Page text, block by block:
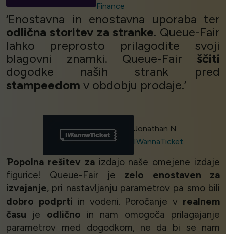
Finance
‘Enostavna in enostavna uporaba ter
odlična storitev za stranke. Queue-Fair
lahko preprosto prilagodite svoji
blagovni znamki. Queue-Fair ščiti
dogodke naših strank pred
stampeedom v obdobju prodaje.’
Jonathan N
IWannaTicket
‘Popolna rešitev zaizdajo naše omejene izdaje
figurice! Queue-Fair je zelo enostaven za
izvajanje, pri nastavljanju parametrov pa smo bili
dobro podprti in vodeni. Poročanje v realnem
času je odlično in nam omogoča prilagajanje
parametrov med dogodkom, ne da bi se nam